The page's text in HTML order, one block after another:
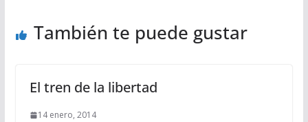
También te puede gustar
El tren de la libertad
14 enero, 2014